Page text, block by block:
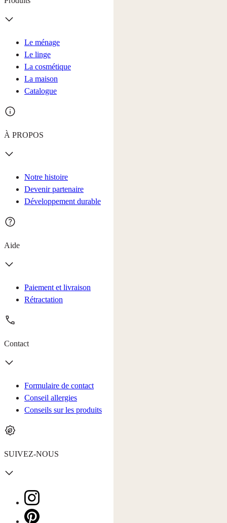
Le ménage
Le linge
La cosmétique
La maison
Catalogue
À PROPOS
Notre histoire
Devenir partenaire
Développement durable
Aide
Paiement et livraison
Rétractation
Contact
Formulaire de contact
Conseil allergies
Conseils sur les produits
SUIVEZ-NOUS